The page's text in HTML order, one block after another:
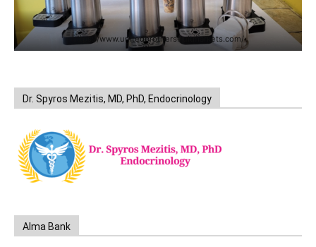
https://www.unitedbrothersfruitmarkets.com/
Dr. Spyros Mezitis, MD, PhD, Endocrinology
Alma Bank